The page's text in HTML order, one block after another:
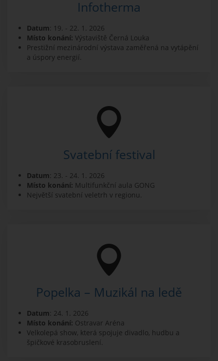
Infotherma
Datum: 19. - 22. 1. 2026
Místo konání: Výstaviště Černá Louka
Prestižní mezinárodní výstava zaměřená na vytápění
a úspory energií.
Svatební festival
Datum: 23. - 24. 1. 2026
Místo konání: Multifunkční aula GONG
Největší svatební veletrh v regionu.
Popelka – Muzikál na ledě
Datum: 24. 1. 2026
Místo konání: Ostravar Aréna
Velkolepá show, která spojuje divadlo, hudbu a
špičkové krasobruslení.